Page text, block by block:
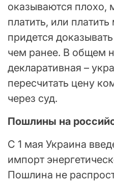
оказываются плохо,
платить, или
придется
чем ранее. В общем
декларативная –
пересчитать цену
через суд.
Пошлины на
С 1 мая Украина
импорт
Пошлина не